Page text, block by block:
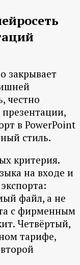
закрывает
честно
в PowerPoint
стиль.
критерия.
на входе и
файл, а не
с фирменным
Четвёртый,
тарифе,